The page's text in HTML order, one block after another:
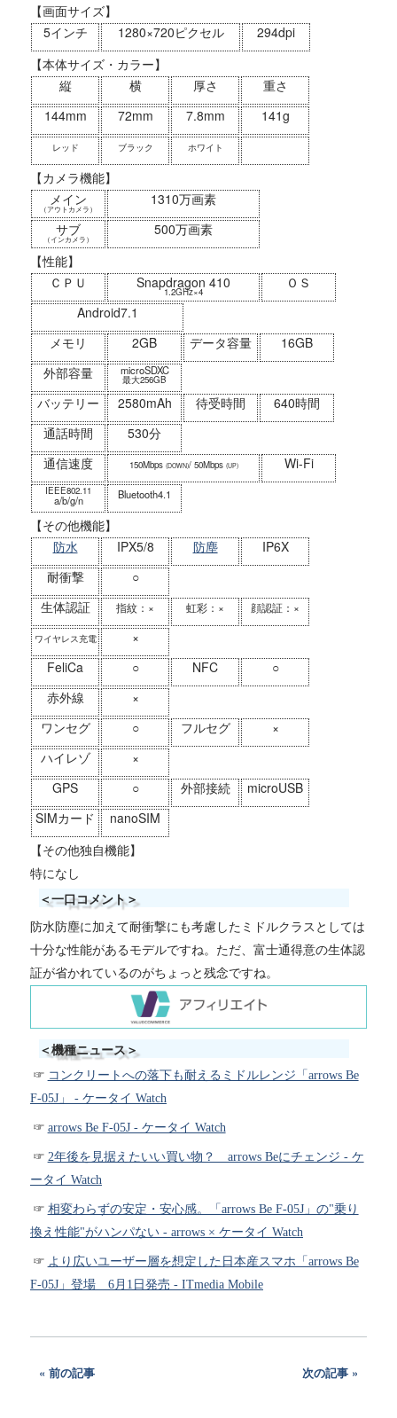
【画面サイズ】
5インチ
1280×720ピクセル
294dpi
【本体サイズ・カラー】
縦
横 厚さ
重さ
144mm
72mm 7.8mm 141g
レッド ブラック ホワイト
【カメラ機能】
メイン
（アウトカメラ）
1310万画素
サブ
（インカメラ）
500万画素
【性能】
ＣＰＵ
Snapdragon 410
1.2GHz×4
ＯＳ
Android7.1
メモリ
2GB データ容量
16GB
外部容量
microSDXC
最大256GB
バッテリー 2580mAh 待受時間
640時間
通話時間
530分
通信速度
150Mbps (DOWN)/ 50Mbps (UP) Wi-Fi
IEEE802.11
a/b/g/n Bluetooth4.1
【その他機能】
防水
IPX5/8 防塵
IP6X
耐衝撃
○
生体認証
指紋：× 虹彩：× 顔認証：×
ワイヤレス充電
×
FeliCa
○ NFC
○
赤外線
×
ワンセグ
○ フルセグ
×
ハイレゾ
×
GPS
○ 外部接続
microUSB
SIMカード
nanoSIM
【その他独自機能】
特になし
＜一口コメント＞
防水防塵に加えて耐衝撃にも考慮したミドルクラスとしては
十分な性能があるモデルですね。ただ、富士通得意の生体認
証が省かれているのがちょっと残念ですね。
＜機種ニュース＞
コンクリートへの落下も耐えるミドルレンジ「arrows Be
F-05J」 - ケータイ Watch
arrows Be F-05J - ケータイ Watch
2年後を見据えたいい買い物？ arrows Beにチェンジ - ケ
ータイ Watch
相変わらずの安定・安心感。「arrows Be F-05J」の"乗り
換え性能"がハンパない - arrows × ケータイ Watch
より広いユーザー層を想定した日本産スマホ「arrows Be
F-05J」登場 6月1日発売 - ITmedia Mobile
前の記事 次の記事